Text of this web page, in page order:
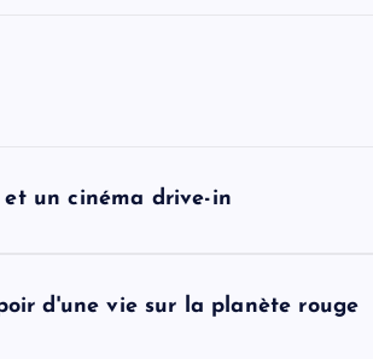
un cinéma drive-in
d'une vie sur la planète rouge